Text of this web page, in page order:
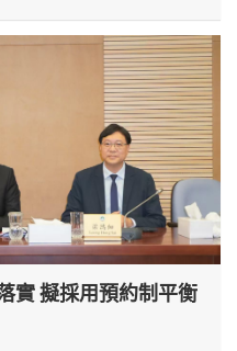
實 擬採用預約制平衡